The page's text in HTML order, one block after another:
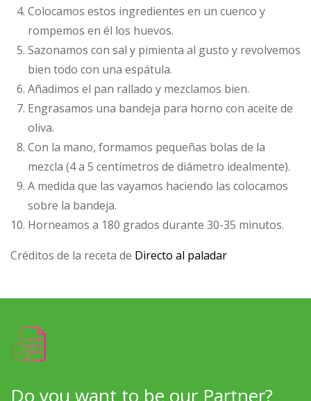
Colocamos estos ingredientes en un cuenco y
rompemos en él los huevos.
Sazonamos con sal y pimienta al gusto y revolvemos
bien todo con una espátula.
Añadimos el pan rallado y mezclamos bien.
Engrasamos una bandeja para horno con aceite de
oliva.
Con la mano, formamos pequeñas bolas de la
mezcla (4 a 5 centímetros de diámetro idealmente).
A medida que las vayamos haciendo las colocamos
sobre la bandeja.
Horneamos a 180 grados durante 30-35 minutos.
Créditos de la receta de Directo al paladar
Do you want to be our Partner?